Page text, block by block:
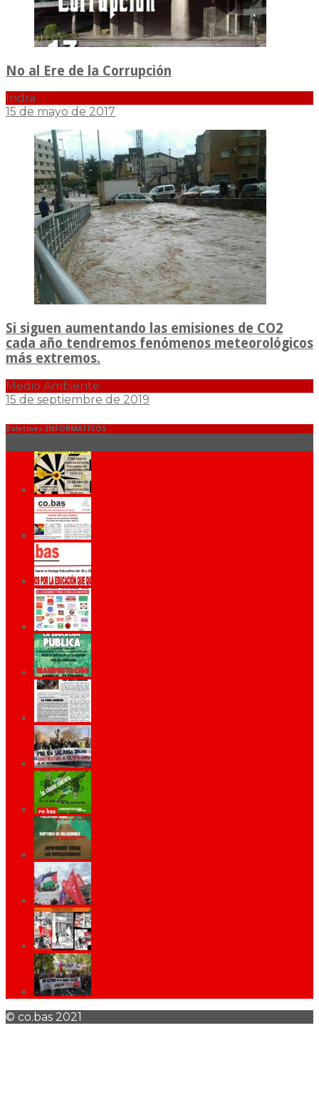
No al Ere de la Corrupción
Indra
15 de mayo de 2017
Si siguen aumentando las emisiones de CO2
cada año tendremos fenómenos meteorológicos
más extremos.
Medio Ambiente
15 de septiembre de 2019
Boletines INFORMATIVOS
© co.bas 2021